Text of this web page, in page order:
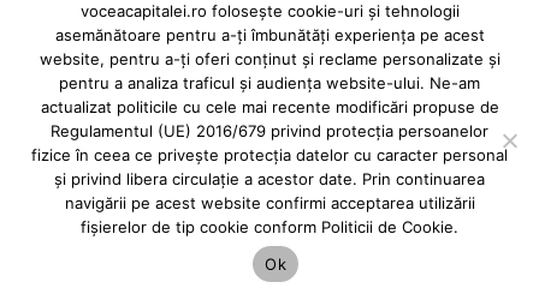
Reclame și advertoriale pe Vocea Capitalei
Powered byINFINITUS ADVERTISING
voceacapitalei.ro folosește cookie-uri și tehnologii
asemănătoare pentru a-ți îmbunătăți experiența pe acest
website, pentru a-ți oferi conținut și reclame personalizate și
pentru a analiza traficul și audiența website-ului. Ne-am
actualizat politicile cu cele mai recente modificări propuse de
Regulamentul (UE) 2016/679 privind protecția persoanelor
fizice în ceea ce privește protecția datelor cu caracter personal
și privind libera circulație a acestor date. Prin continuarea
navigării pe acest website confirmi acceptarea utilizării
fișierelor de tip cookie conform Politicii de Cookie.
Ok